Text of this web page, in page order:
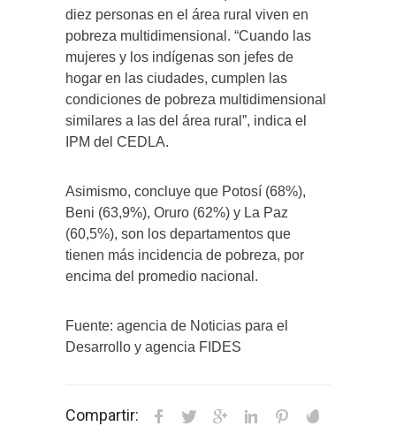
diez personas en el área rural viven en
pobreza multidimensional. “Cuando las
mujeres y los indígenas son jefes de
hogar en las ciudades, cumplen las
condiciones de pobreza multidimensional
similares a las del área rural”, indica el
IPM del CEDLA.
Asimismo, concluye que Potosí (68%),
Beni (63,9%), Oruro (62%) y La Paz
(60,5%), son los departamentos que
tienen más incidencia de pobreza, por
encima del promedio nacional.
Fuente: agencia de Noticias para el
Desarrollo y agencia FIDES
Compartir: